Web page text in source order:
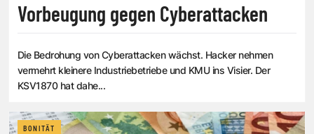
Vorbeugung gegen Cyberattacken
Die Bedrohung von Cyberattacken wächst. Hacker nehmen
vermehrt kleinere Industriebetriebe und KMU ins Visier. Der
KSV1870 hat dahe...
BONITÄT